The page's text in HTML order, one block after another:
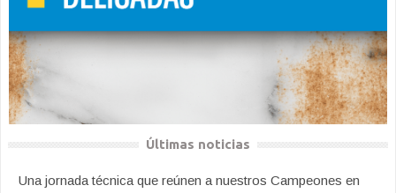
Últimas noticias
Una jornada técnica que reúnen a nuestros Campeones en